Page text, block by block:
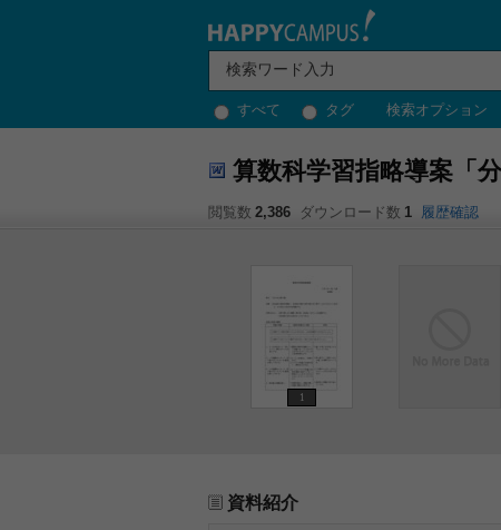
すべて タグ 検索オプション
算数科学習指略導案「
閲覧数 2,386 ダウンロード数 1 履歴確認
1
資料紹介